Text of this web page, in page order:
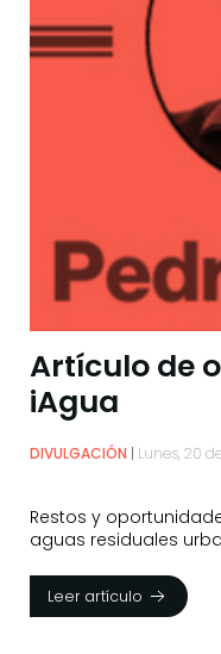
Artículo de
iAgua
DIVULGACIÓN Lunes, 20
Restos y
aguas residuales
Leer artículo